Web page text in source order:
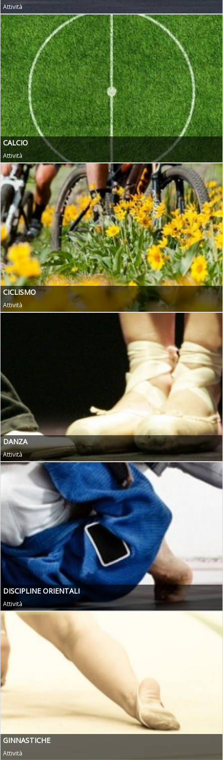
Attività
CALCIO
Attività
CICLISMO
Attività
DANZA
Attività
DISCIPLINE ORIENTALI
Attività
GINNASTICHE
Attività